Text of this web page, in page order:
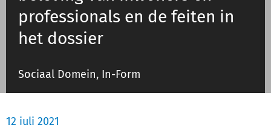
Registreren
professionals en de feiten in
het dossier
Sociaal Domein, In-Form
12 juli 2021